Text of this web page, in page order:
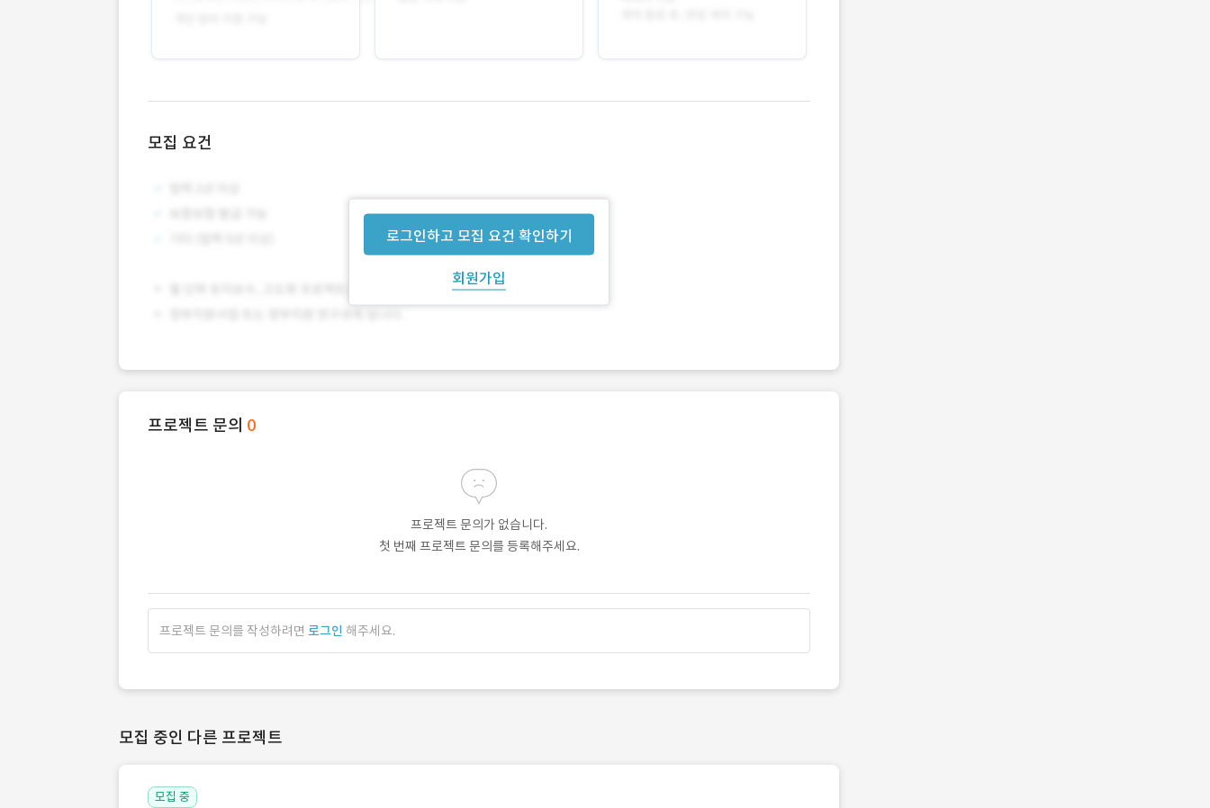
모집 요건
로그인하고 모집 요건 확인하기
회원가입
프로젝트 문의 0
프로젝트 문의가 없습니다.
첫 번째 프로젝트 문의를 등록해주세요.
프로젝트 문의를 작성하려면 로그인 해주세요.
모집 중인 다른 프로젝트
모집 중